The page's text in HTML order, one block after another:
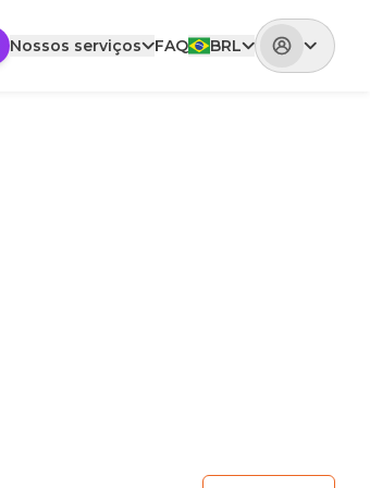
Nossos serviços FAQ BRL